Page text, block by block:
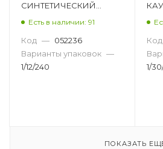
СИНТЕТИЧЕСКИЙ
Есть в наличии: 91
Код — 052236
Варианты упаковок —
1/12/240
Код
1/
ПОКАЗАТЬ